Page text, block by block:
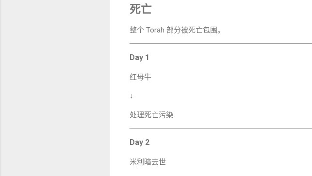
死亡
整个 Torah 部分被死亡包围。
Day 1
红母牛
↓
处理死亡污染
Day 2
米利暗去世